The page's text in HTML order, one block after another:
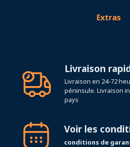
Extras
Livraison
Livraison en 24-72
péninsule. Livraison
pays
Voir les
conditions de